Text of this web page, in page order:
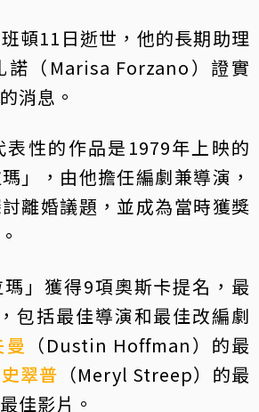
頓11日逝世，他的長期助理
諾（Marisa Forzano）證實
消息。
表性的作品是1979年上映的
」，由他擔任編劇兼導演，
離婚議題，並成為當時獲獎
瑪」獲得9項奧斯卡提名，最
包括最佳導演和最佳改編劇
（Dustin Hoffman）的最
翠普 （Meryl Streep）的最
佳影片。